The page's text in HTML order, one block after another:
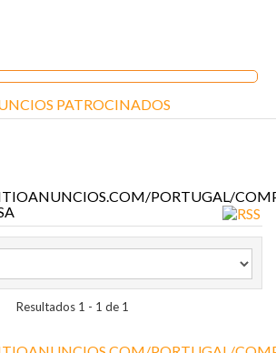
PATROCINADOS
Resultados 1 - 1 de 1